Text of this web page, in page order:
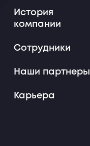
История
компании
Сотрудники
Наши партнеры
Карьера